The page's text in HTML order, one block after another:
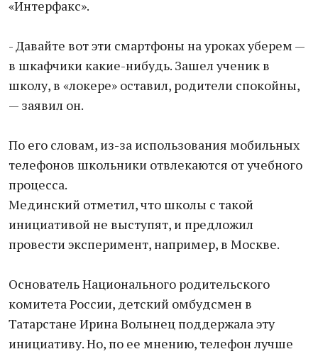
«Интерфакс».
- Давайте вот эти смартфоны на уроках уберем —
в шкафчики какие-нибудь. Зашел ученик в
школу, в «локере» оставил, родители спокойны,
— заявил он.
По его словам, из-за использования мобильных
телефонов школьники отвлекаются от учебного
процесса.
Мединский отметил, что школы с такой
инициативой не выступят, и предложил
провести эксперимент, например, в Москве.
Основатель Национального родительского
комитета России, детский омбудсмен в
Татарстане Ирина Волынец поддержала эту
инициативу. Но, по ее мнению, телефон лучше